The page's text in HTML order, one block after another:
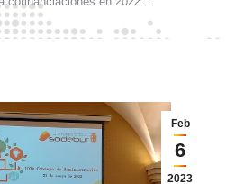
Feb
6
2023